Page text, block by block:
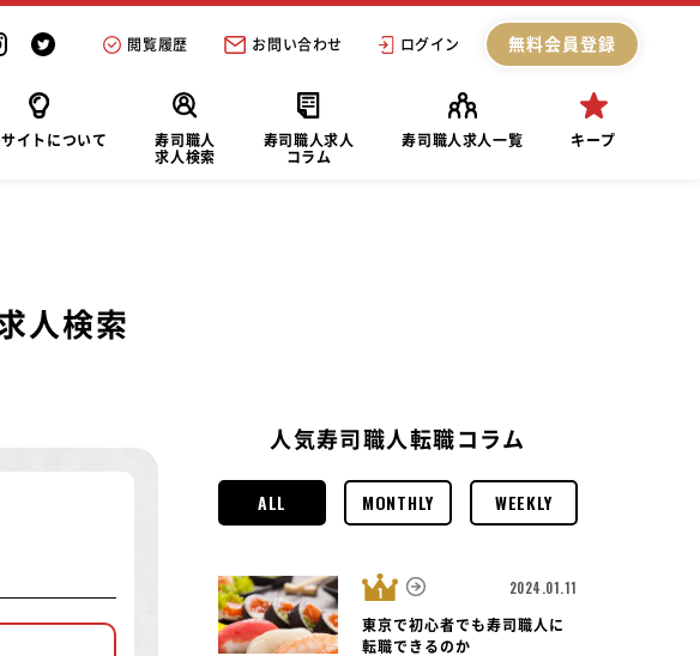
閲覧履歴 お問い合わせ ログイン 無料会員登録
イトについて
寿司職人
求人検索
寿司職人求人
コラム
寿司職人求人一覧 キープ
人検索
人気寿司職人転職コラム
ALL MONTHLY WEEKLY
2024.01.11
東京で初心者でも寿司職人に
転職できるのか